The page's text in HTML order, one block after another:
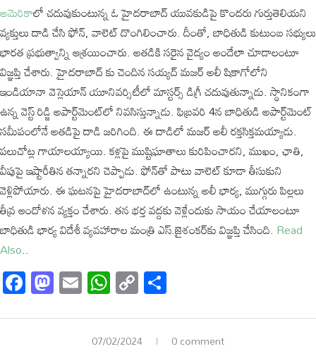
అమెరికాలో చదువుకుంటున్న ఓ హైదరాబాద్ యువకుడిపై కొందరు గుర్తుతెలియని
వ్యక్తులు దాడి చేసి ఫోన్, వాలెట్ దొంగిలించారు. దీంతో, బాధితుడి కుటుంబ సభ్యులు
భారత ప్రభుత్వాన్ని ఆశ్రయించారు. అతడికి సరైన వైద్యం అందేలా చూడాలంటూ
విజ్ఞప్తి చేశారు. హైదరాబాద్ కు చెందిన సయ్యద్ మజర్ అలీ షికాగోలోని
ఇండియానా వెస్లెయాన్ యూనివర్సిటీలో మాస్టర్స్ డిగ్రీ చదువుతున్నాడు. స్థానికంగా
ఉన్న వెస్ట్ రిడ్జి అపార్ట్‌మెంట్‌లో నివసిస్తున్నాడు. ఫిబ్రవరి 4న బాధితుడి అపార్ట్‌మెంట్
‌సమీపంలోనే అతడిపై దాడి జరిగింది. ఈ దాడిలో మజర్ అలీ రక్తసిక్తమయ్యాడు.
పలుచోట్ల గాయాలయ్యాయి. కళ్లపై ముష్టిఘాతాలు కురిపించారని, ముఖం, ఛాతి,
వీపుపై ఇష్టారీతిన తన్నారని చెప్పాడు. ఫోన్‌తో పాటు వాలెట్ కూడా తీసుకుని
వెళ్లిపోయారు. ఈ ఘటనపై హైదరాబాద్‌లో ఉంటున్న అలీ భార్య, ముగ్గురు పిల్లలు
తీవ్ర ఆందోళన వ్యక్తం చేశారు. తన భర్త వద్దకు వెళ్లేందుకు సాయం చేయాలంటూ
బాధితుడి భార్య విదేశీ వ్యవహారాల మంత్రి ఎస్.జైశంకర్‌కు విజ్ఞప్తి చేసింది. Read
Also..
Facebook
Mastodon
EmailWhatsApp
Copy
Link
07/02/2024 0 comment